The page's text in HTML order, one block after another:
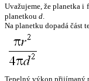
Uvažujeme, že planetka i
planetkou d.
Na planetku dopadá část
Tepelný výkon přijímaný